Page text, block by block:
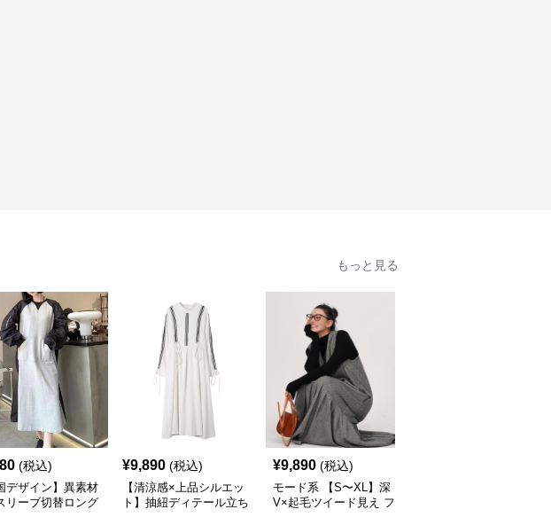
もっと見る
(税込)
デザイン】異素材
リーブ切替ロング
¥9,890 (税込)
【清涼感×上品シルエッ
ト】抽紐ディテール立ち
¥9,890 (税込)
モード系 【S〜XL】深
V×起毛ツイード見え フ